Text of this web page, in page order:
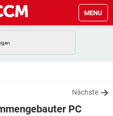
MENU
TIKTOK
STREAMING
Nächste
PC